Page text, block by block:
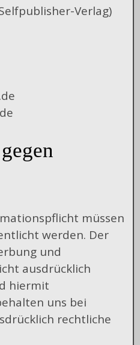
Verlag)
müssen
werden. Der
und
ausdrücklich
hiermit
uns bei
rechtliche